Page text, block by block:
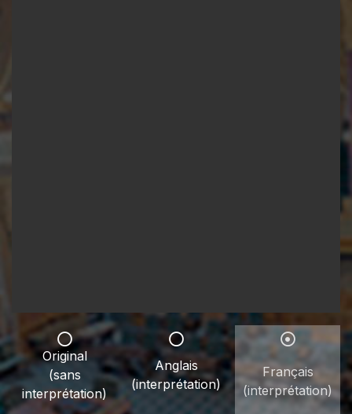
Original
(sans
interprétation)
Anglais
(interprétation)
Français
(interprétation)